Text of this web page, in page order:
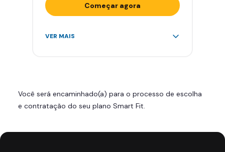
Começar agora
Acesso ilimitado a +2.000
Skeelo App (Audiobook)*
Área de musculação e aeróbicos
VER MAIS
Você será encaminhado(a) para o processo de escolha
e contratação do seu plano Smart Fit.